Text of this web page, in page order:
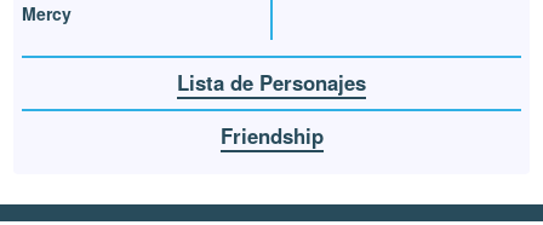
Mercy
Lista de Personajes
Friendship